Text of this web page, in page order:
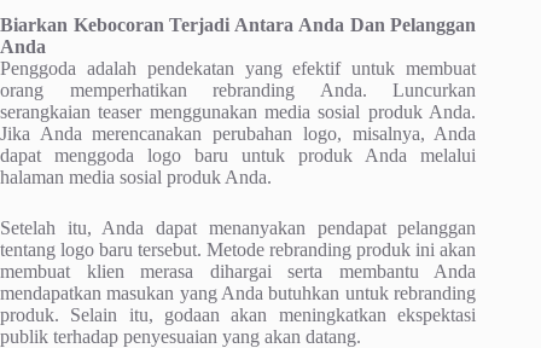
Biarkan Kebocoran Terjadi Antara Anda Dan Pelanggan
Anda
Penggoda adalah pendekatan yang efektif untuk membuat
orang memperhatikan rebranding Anda. Luncurkan
serangkaian teaser menggunakan media sosial produk Anda.
Jika Anda merencanakan perubahan logo, misalnya, Anda
dapat menggoda logo baru untuk produk Anda melalui
halaman media sosial produk Anda.
Setelah itu, Anda dapat menanyakan pendapat pelanggan
tentang logo baru tersebut. Metode rebranding produk ini akan
membuat klien merasa dihargai serta membantu Anda
mendapatkan masukan yang Anda butuhkan untuk rebranding
produk. Selain itu, godaan akan meningkatkan ekspektasi
publik terhadap penyesuaian yang akan datang.